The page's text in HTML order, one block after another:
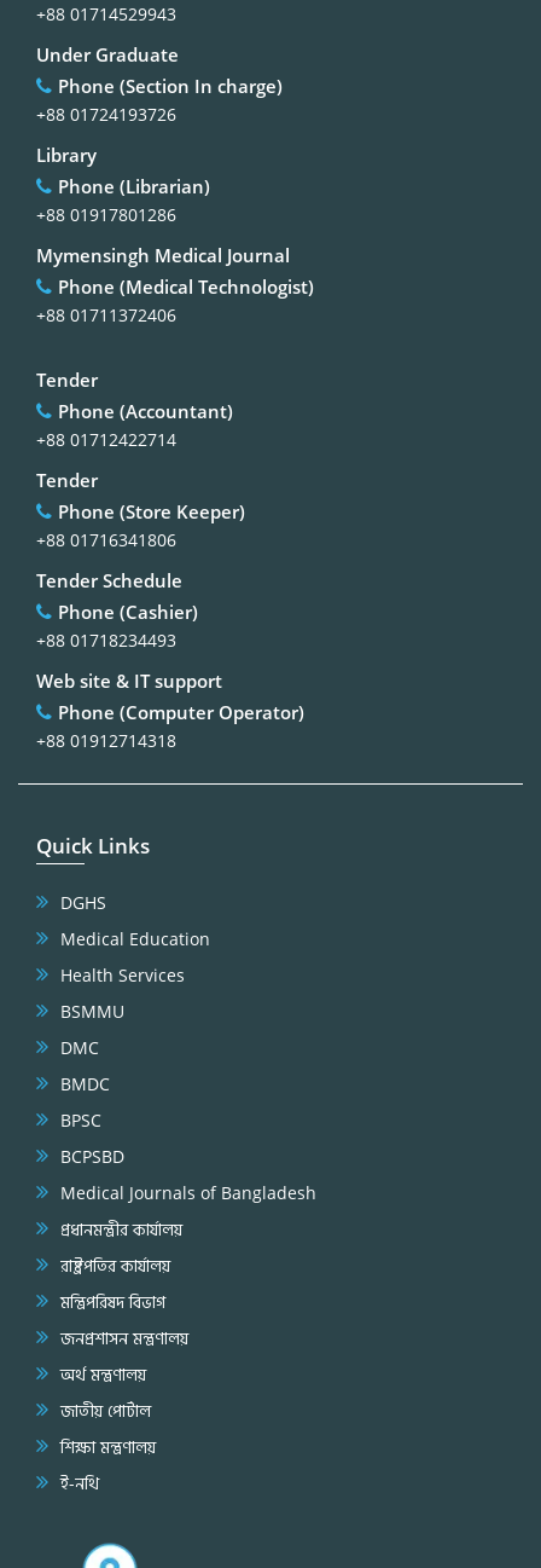
+88 01714529943
Under Graduate
Phone (Section In charge)
+88 01724193726
Library
Phone (Librarian)
+88 01917801286
Mymensingh Medical Journal
Phone (Medical Technologist)
+88 01711372406
Tender
Phone (Accountant)
+88 01712422714
Tender
Phone (Store Keeper)
+88 01716341806
Tender Schedule
Phone (Cashier)
+88 01718234493
Web site & IT support
Phone (Computer Operator)
+88 01912714318
Quick Links
DGHS
Medical Education
Health Services
BSMMU
DMC
BMDC
BPSC
BCPSBD
Medical Journals of Bangladesh
প্রধানমন্ত্রীর কার্যালয়
রাষ্ট্রপতির কার্যালয়
মন্ত্রিপরিষদ বিভাগ
জনপ্রশাসন মন্ত্রণালয়
অর্থ মন্ত্রণালয়
জাতীয় পোর্টাল
শিক্ষা মন্ত্রণালয়
ই-নথি